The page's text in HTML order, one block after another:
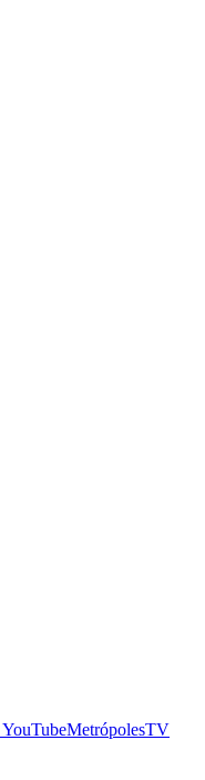
YouTubeMetrópolesTV